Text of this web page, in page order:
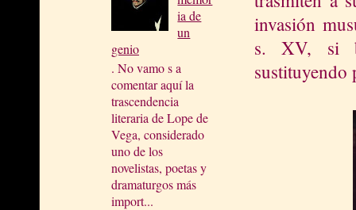
ia de
un
genio
. No vamo s a
comentar aquí la
trascendencia
literaria de Lope de
Vega, considerado
uno de los
novelistas, poetas y
dramaturgos más
import...
invasión
s. XV, si
sustituyendo